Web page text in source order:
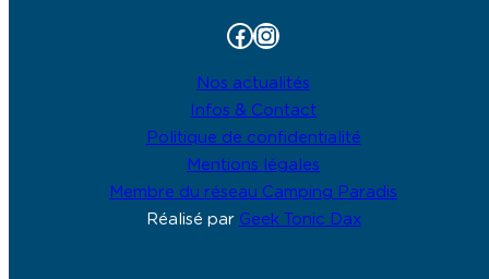
Facebook Instagram
Nos actualités
Infos & Contact
Politique de confidentialité
Mentions légales
Membre du réseau Camping Paradis
Réalisé par Geek Tonic Dax